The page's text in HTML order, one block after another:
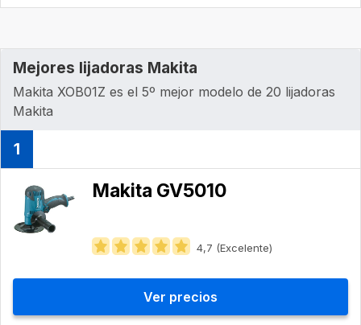
Mejores lijadoras Makita
Makita XOB01Z es el 5º mejor modelo de 20 lijadoras
Makita
1
Makita GV5010
4,7 (Excelente)
Ver precios